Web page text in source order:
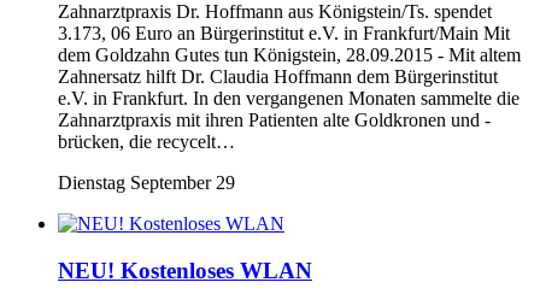
Zahnarztpraxis Dr. Hoffmann aus Königstein/Ts. spendet
3.173, 06 Euro an Bürgerinstitut e.V. in Frankfurt/Main Mit
dem Goldzahn Gutes tun Königstein, 28.09.2015 - Mit altem
Zahnersatz hilft Dr. Claudia Hoffmann dem Bürgerinstitut
e.V. in Frankfurt. In den vergangenen Monaten sammelte die
Zahnarztpraxis mit ihren Patienten alte Goldkronen und -
brücken, die recycelt…
Dienstag September 29
NEU! Kostenloses WLAN